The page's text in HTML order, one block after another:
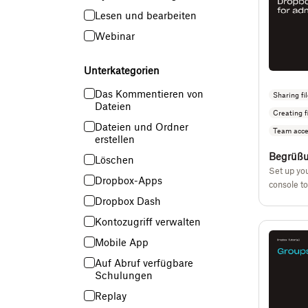
Lesen und bearbeiten
Webinar
Unterkategorien
Das Kommentieren von
Dateien
Dateien und Ordner
erstellen
Löschen
Dropbox-Apps
Dropbox Dash
Kontozugriff verwalten
Mobile App
Auf Abruf verfügbare
Schulungen
Replay
Sharing
Creating
Team
Set up
console